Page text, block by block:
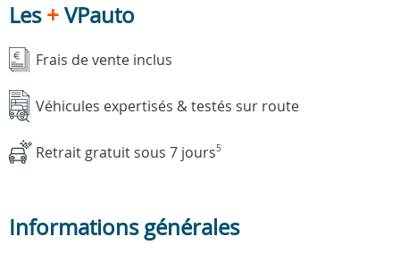
Les+VPauto
Frais de vente inclus
Véhicules expertisés & testés sur route
Retrait gratuit sous 7 jours5
Informations générales